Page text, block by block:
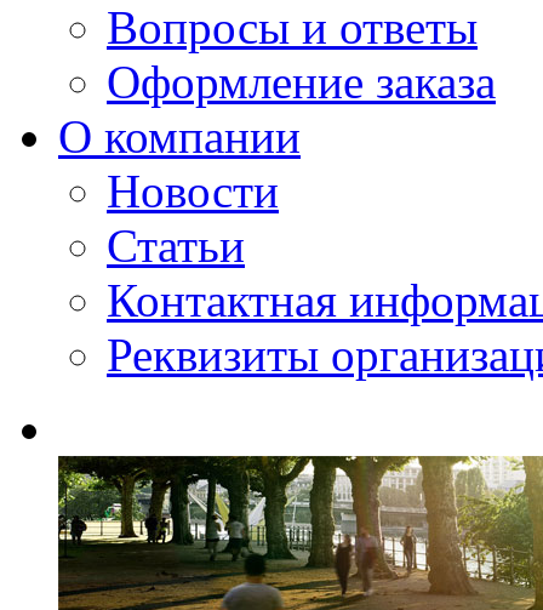
Вопросы и ответы
Оформление заказа
О компании
Новости
Статьи
Контактная
Реквизиты